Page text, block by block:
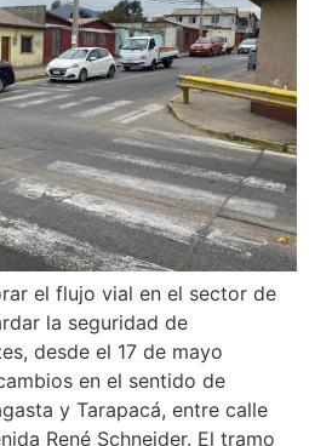
el flujo vial en el sector de
la seguridad de
desde el 17 de mayo
en el sentido de
y Tarapacá, entre calle
René Schneider. El tramo